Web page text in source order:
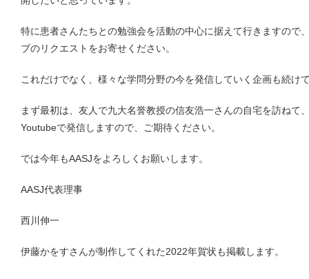
特に患者さんたちとの勉強会を活動の中心に据えて行きますので
ブのリクエストをお寄せください。
これだけでなく、様々な学問分野の今を発信していく企画も続け
まず最初は、友人で九大名誉教授の信友浩一さんの自宅を訪ねて
Youtubeで発信しますので、ご期待ください。
では今年もAASJをよろしくお願いします。
AASJ代表理事
西川伸一
伊藤かをすさんが制作してくれた2022年賀状も掲載します。